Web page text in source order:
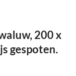
200 x
gespoten.